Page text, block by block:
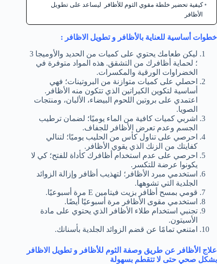
كيفية تحضير خلطة مقوي الثوم للأظافر ليساعد على تطويل
الأظافر
خطوات أساسية للعناية بالأظافر و تطويل الاظافر :
ليكن طعامك يحتوي على كميات من الحديد والأوميجا 3
؛ لحماية أظافرك من التشقق. هذه المواد متوفرة في
الخضراوات الورقية والمكسرات.
احصلي على كميات متوازنة من البروتينات؛ فهي
أساسية لتكوين الكيراتين الذي تتكون منه الأظافر.
اعتمدي على بروتين اللحوم البيضاء، الألبان، ومنتجات
الصويا.
اشربي كميات كافية من الماء يوميًا؛ لضمان ترطيب
الجسم وعدم تعرض الأظافر للجفاف.
احرصي على تناول كأس من الحليب يوميًا؛ لتنالي
كفايتك من الزنك الذي يقوي الأظافر.
احرصي على عدم استخدام أظافرك كأداة للفتح؛ كي لا
يكونوا عرضة للتكسر.
استخدمي مبرد الأظافر؛ لتهذيب أظافر وإزالة الزوائد
الجلدية التي تشوهها.
قومي بمسح أظافر بزيت فيتامين E مرة أسبوعيًا.
استخدمي مقوى الأظافر مرة أسبوعيًا أيضًا.
تجنبي استخدام طلاء الأظافر الذي يحتوي على مادة
الأسيتون.
امتنعي تمامًا عن قضم الزوائد الجلدية بأسنانك.
علاج الأظافر عن طريق وصفة الثوم للأظافر و تطويل الاظافر
بشكل صحي حتى لا تتقطم بسهولة